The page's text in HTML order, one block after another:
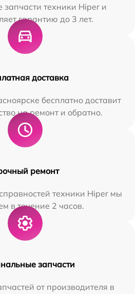
запчасти техники Hiper и
гарантию до 3 лет.
доставка
бесплатно доставит
на ремонт и обратно.
ремонт
техники Hiper мы
в течение 2 часов.
запчасти
от производителя в